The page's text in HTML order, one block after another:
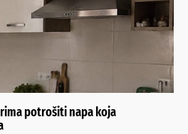
potrošiti napa koja